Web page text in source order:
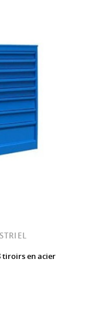
tiroirs en acier